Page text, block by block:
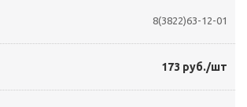
8(3822)63-12-01
173 руб./шт